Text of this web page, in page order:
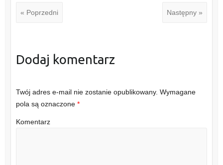
« Poprzedni Następny »
Dodaj komentarz
Twój adres e-mail nie zostanie opublikowany. Wymagane
pola są oznaczone *
Komentarz